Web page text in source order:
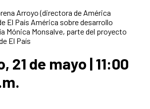
Arroyo (directora de América
El País América sobre desarrollo
Mónica Monsalve, parte del proyecto
El País
21 de mayo | 11:00